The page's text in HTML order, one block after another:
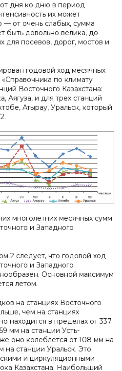
дня ко дню в период
их может
— от очень слабых, сумма
быть довольно велика, до
для посевов, дорог, мостов и
годовой ход месячных
по климату
Восточного Казахстана:
Аягуза, и для трех станций
Атырау, Уральск, который
многолетних месячных сумм
и Западного
2 следует, что годовой ход
и Западного
Основной максимум
летом.
на станциях Восточного
чем на станциях
находится в пределах от 337
мм на станции Усть-
оно колеблется от 108 мм на
на станции Уральск. Это
и циркуляционными
Казахстана. Наибольший